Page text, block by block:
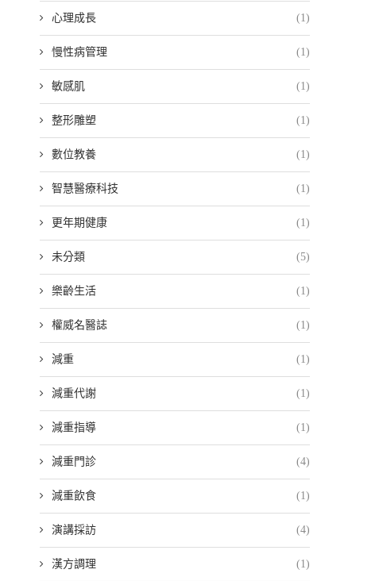
心理成長 (1)
慢性病管理 (1)
敏感肌 (1)
整形雕塑 (1)
數位教養 (1)
智慧醫療科技 (1)
更年期健康 (1)
未分類 (5)
樂齡生活 (1)
權威名醫誌 (1)
減重 (1)
減重代謝 (1)
減重指導 (1)
減重門診 (4)
減重飲食 (1)
演講採訪 (4)
漢方調理 (1)